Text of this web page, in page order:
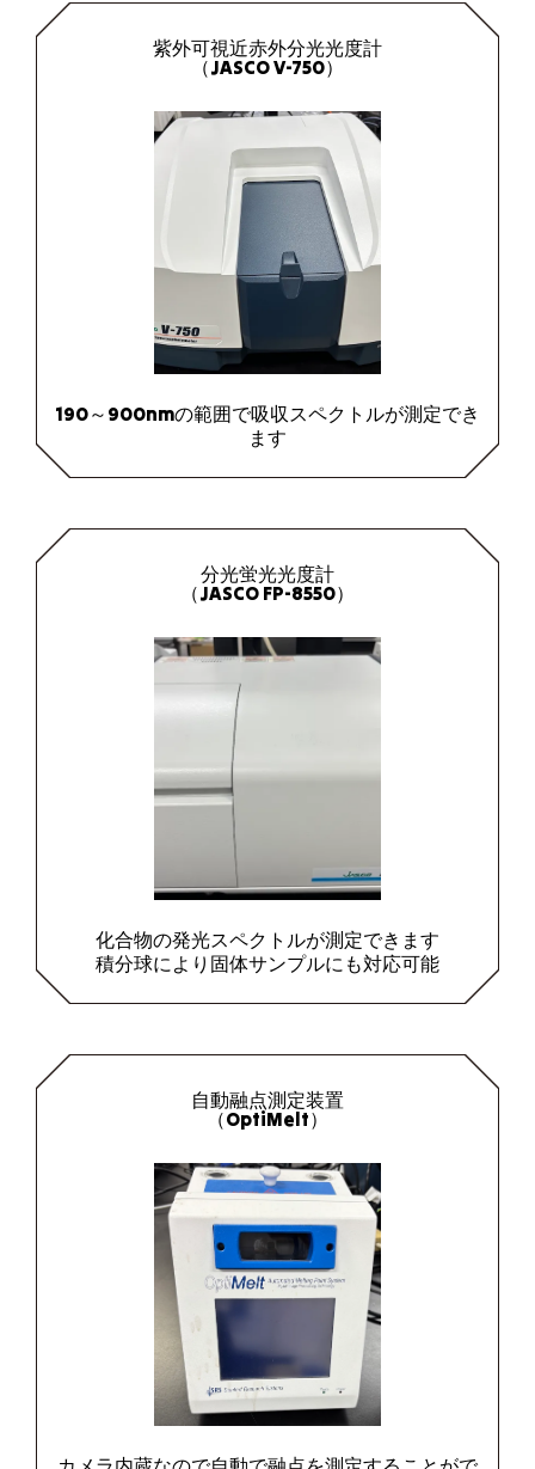
紫外可視近赤外分光光度計
（JASCO V-750）
190～900nmの範囲で吸収スペクトルが測定でき
ます
分光蛍光光度計
（JASCO FP-8550）
化合物の発光スペクトルが測定できます
積分球により固体サンプルにも対応可能
自動融点測定装置
（OptiMelt）